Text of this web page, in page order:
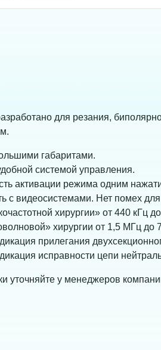
для резания,
габаритами.
системой управления.
активации режима одним
с видеосистемами. Нет помех
хирургии» от 440 кГц
хирургии от 1,5 МГц до
прилегания
исправности цепи
уточняйте у менеджеров